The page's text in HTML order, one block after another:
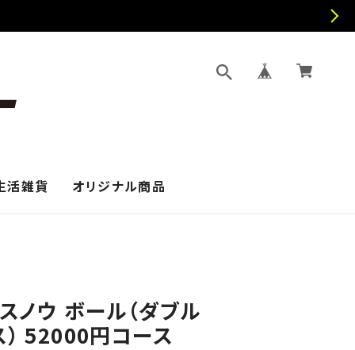
活雑貨 オリジナル商品
ノウ ボール（ダブル
） 52000円コース